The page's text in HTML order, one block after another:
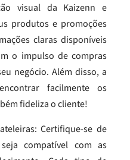
visual da Kaizenn e
produtos e promoções
claras disponíveis
o impulso de compras
negócio. Além disso, a
facilmente os
fideliza o cliente!
Certifique-se de
compatível com as